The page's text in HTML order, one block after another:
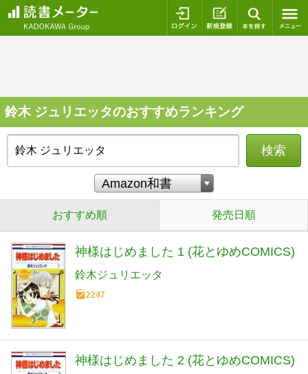
ログイン 新規登録
鈴木 ジュリエッタのおすすめランキング
検索
おすすめ順 発売日順
神様はじめました 1 (花とゆめCOMICS)
鈴木ジュリエッタ
2247
神様はじめました 2 (花とゆめCOMICS)